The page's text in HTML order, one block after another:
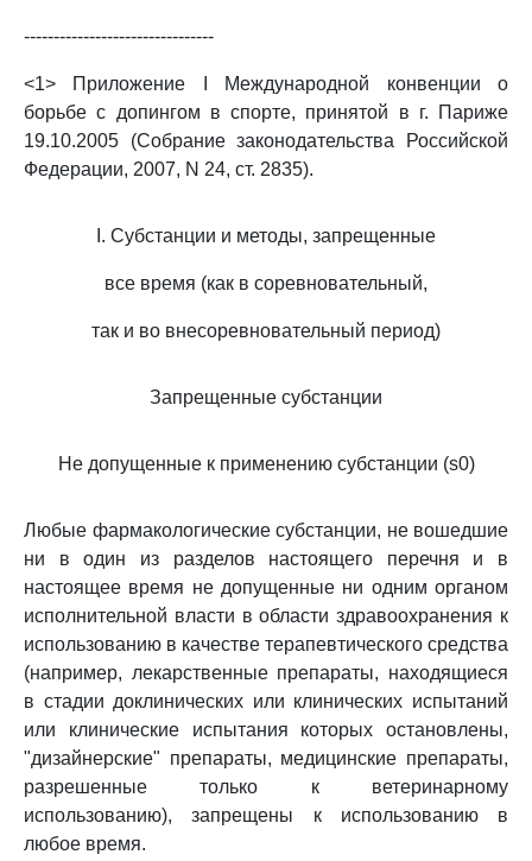
--------------------------------
<1> Приложение I Международной конвенции о
борьбе с допингом в спорте, принятой в г. Париже
19.10.2005 (Собрание законодательства Российской
Федерации, 2007, N 24, ст. 2835).
I. Субстанции и методы, запрещенные
все время (как в соревновательный,
так и во внесоревновательный период)
Запрещенные субстанции
Не допущенные к применению субстанции (s0)
Любые фармакологические субстанции, не вошедшие
ни в один из разделов настоящего перечня и в
настоящее время не допущенные ни одним органом
исполнительной власти в области здравоохранения к
использованию в качестве терапевтического средства
(например, лекарственные препараты, находящиеся
в стадии доклинических или клинических испытаний
или клинические испытания которых остановлены,
"дизайнерские" препараты, медицинские препараты,
разрешенные только к ветеринарному
использованию), запрещены к использованию в
любое время.